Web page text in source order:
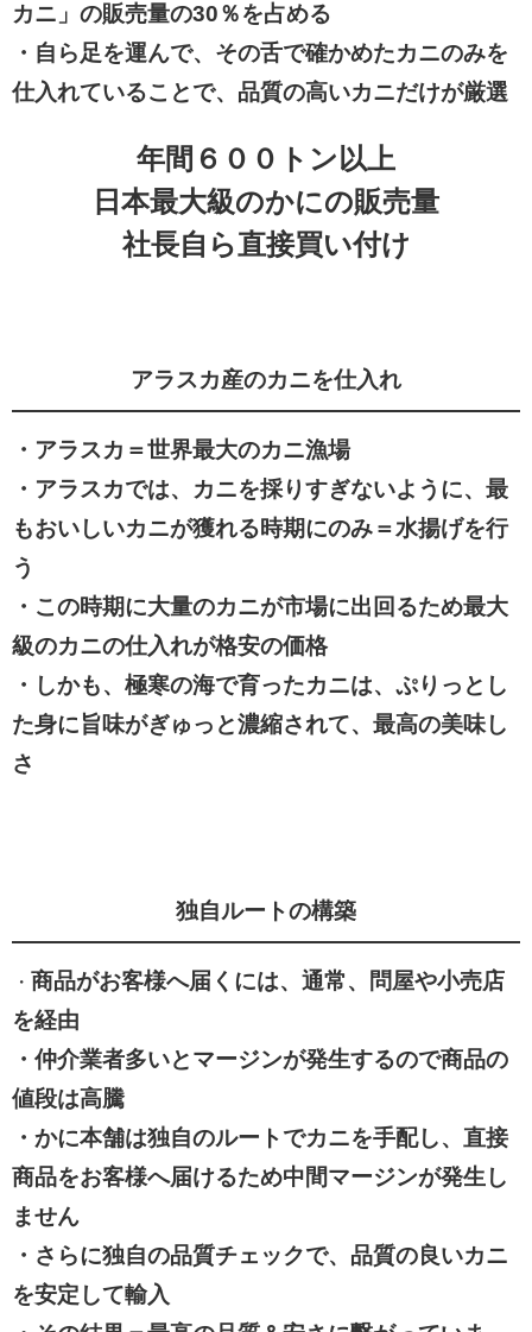
カニ」の販売量の30％を占める
・自ら足を運んで、その舌で確かめたカニのみを
仕入れていることで、品質の高いカニだけが厳選
年間６００トン以上
日本最大級のかにの販売量
社長自ら直接買い付け
アラスカ産のカニを仕入れ
・アラスカ＝世界最大のカニ漁場
・アラスカでは、カニを採りすぎないように、最
もおいしいカニが獲れる時期にのみ＝水揚げを行
う
・この時期に大量のカニが市場に出回るため最大
級のカニの仕入れが格安の価格
・しかも、極寒の海で育ったカニは、ぷりっとし
た身に旨味がぎゅっと濃縮されて、最高の美味し
さ
独自ルートの構築
・ 商品がお客様へ届くには、通常、問屋や小売店
を経由
・仲介業者多いとマージンが発生するので商品の
値段は高騰
・ かに本舗は独自のルートでカニを手配し、直接
商品をお客様へ届けるため中間マージンが発生し
ません
・さらに独自の品質チェックで、品質の良いカニ
を安定して輸入